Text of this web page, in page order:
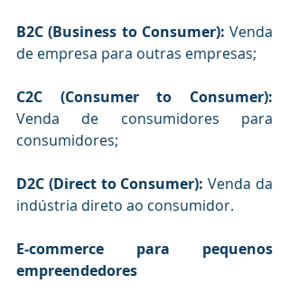
B2C (Business to Consumer): Venda
de empresa para outras empresas;
Venda de consumidores para
consumidores;
D2C (Direct to Consumer): Venda da
indústria direto ao consumidor.
E-commerce para pequenos
empreendedores